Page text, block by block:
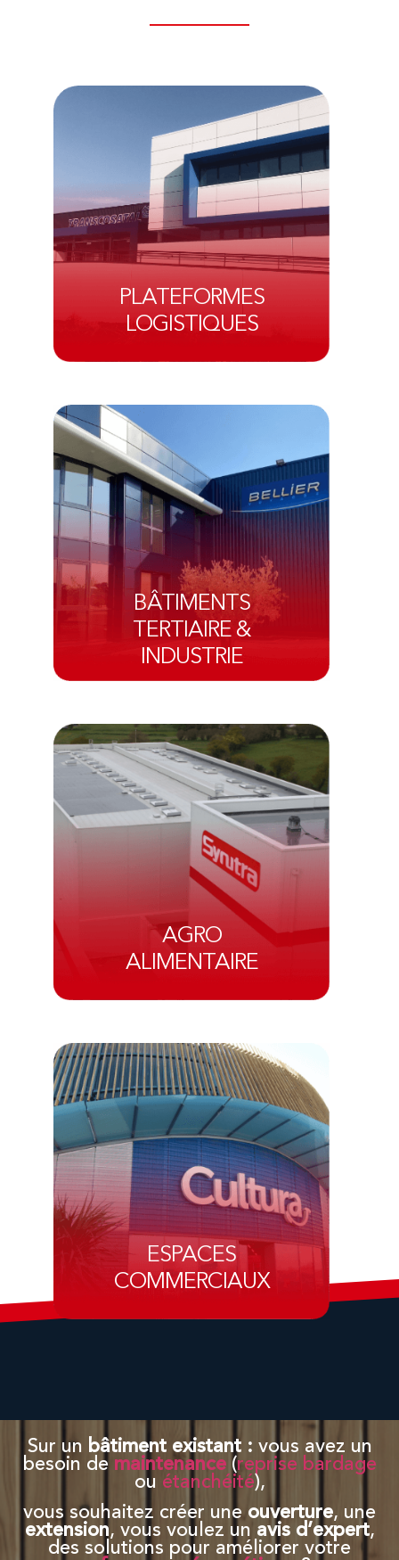
PLATEFORMES
LOGISTIQUES
BÂTIMENTS
TERTIAIRE &
INDUSTRIE
AGRO
ALIMENTAIRE
ESPACES
COMMERCIAUX
Sur un bâtiment existant: vous avez un
besoin de maintenance (reprise bardage
ou étanchéité),
vous souhaitez créer uneouverture, une
extension, vous voulez un avis d’expert,
des solutions pour améliorer votre